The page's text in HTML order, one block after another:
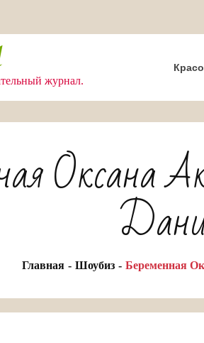
журнал.
Оксана
Главная Шоубиз Беременная